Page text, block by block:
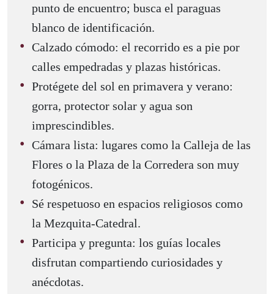
punto de encuentro; busca el paraguas
blanco de identificación.
Calzado cómodo: el recorrido es a pie por
calles empedradas y plazas históricas.
Protégete del sol en primavera y verano:
gorra, protector solar y agua son
imprescindibles.
Cámara lista: lugares como la Calleja de las
Flores o la Plaza de la Corredera son muy
fotogénicos.
Sé respetuoso en espacios religiosos como
la Mezquita-Catedral.
Participa y pregunta: los guías locales
disfrutan compartiendo curiosidades y
anécdotas.